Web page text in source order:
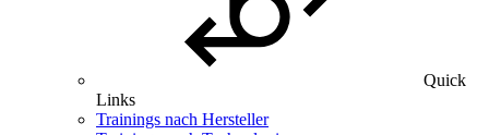
Quick
Links
Trainings nach Hersteller